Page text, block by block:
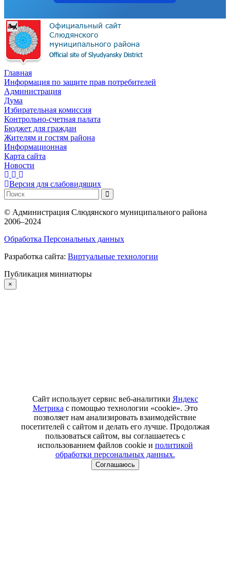
Главная
Информация по защите прав потребителей
Администрация
Дума
Избирательная комиссия
Контрольно-счетная палата
Бюджет для граждан
Жителям и гостям района
Информационная
Карта сайта
Новости
Версия для слабовидящих
© Администрация Слюдянского муниципального района
2006–2024
Обработка Персональных данных
Разработка сайта: Виртуальные технологии
Публикация миниатюры
×
Сайт использует сервис веб-аналитики Яндекс
Метрика с помощью технологии «cookie». Это
позволяет нам анализировать взаимодействие
посетителей с сайтом и делать его лучше. Продолжая
пользоваться сайтом, вы соглашаетесь с
использованием файлов cookie и политикой
обработки персональных данных.
Соглашаюсь